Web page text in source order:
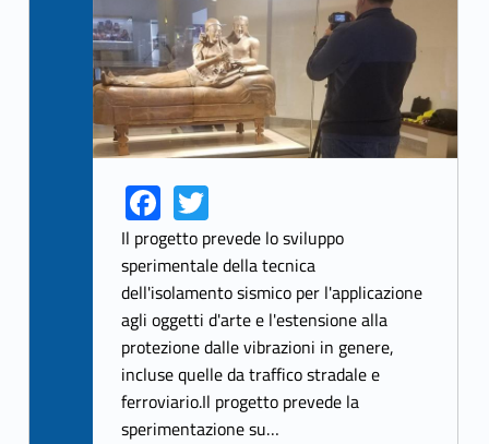
Link identifier share facebook archive #share-link-archive-26662Fa
ce
b
o
o
k
Link identifier share twitter archive #share-link-archive-70397T
w
itt
er
Il progetto prevede lo sviluppo
sperimentale della tecnica
dell'isolamento sismico per l'applicazione
agli oggetti d'arte e l'estensione alla
protezione dalle vibrazioni in genere,
incluse quelle da traffico stradale e
ferroviario.Il progetto prevede la
sperimentazione su…